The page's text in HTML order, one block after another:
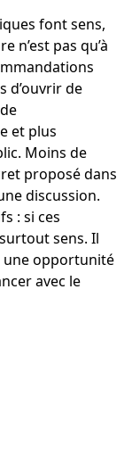
font sens,
n’est pas qu’à
d’ouvrir de
et plus
Moins de
proposé dans
discussion.
: si ces
sens. Il
une opportunité
avec le